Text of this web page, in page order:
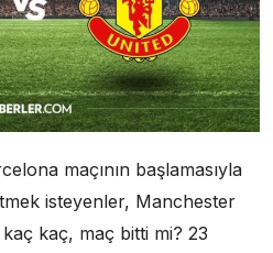
maçının başlamasıyla
isteyenler, Manchester
kaç, maç bitti mi? 23